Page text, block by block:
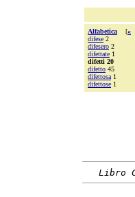
Alfabetica [«
difese 2
difesero 2
difettate 1
difetti 20
difetto 45
difettosa 1
difettose 1
Libro